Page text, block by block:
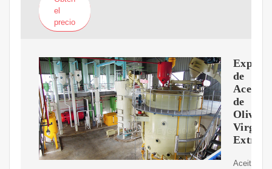
el
precio
de
Aceite
de
Oliva
Virgen
Extra
Aceite